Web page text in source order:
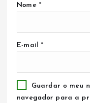
Nome *
E-mail*
Guardar o meu
navegador para a